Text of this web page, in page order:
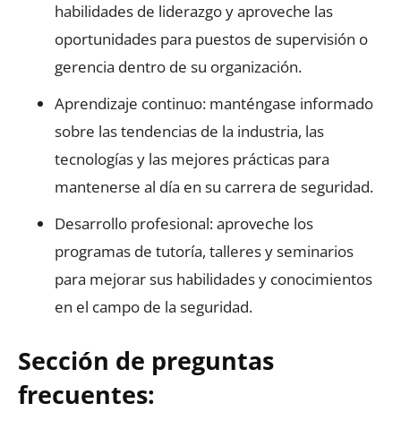
habilidades de liderazgo y aproveche las
oportunidades para puestos de supervisión o
gerencia dentro de su organización.
Aprendizaje continuo: manténgase informado
sobre las tendencias de la industria, las
tecnologías y las mejores prácticas para
mantenerse al día en su carrera de seguridad.
Desarrollo profesional: aproveche los
programas de tutoría, talleres y seminarios
para mejorar sus habilidades y conocimientos
en el campo de la seguridad.
Sección de preguntas
frecuentes: